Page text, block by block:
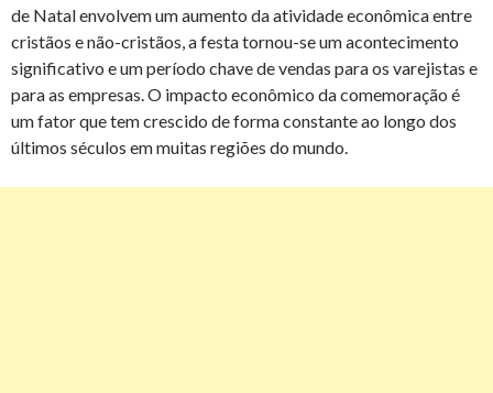
de Natal envolvem um aumento da atividade econômica entre
cristãos e não-cristãos, a festa tornou-se um acontecimento
significativo e um período chave de vendas para os varejistas e
para as empresas. O impacto econômico da comemoração é
um fator que tem crescido de forma constante ao longo dos
últimos séculos em muitas regiões do mundo.